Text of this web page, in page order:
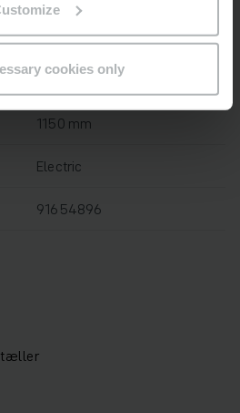
cookies only
5796 h
1530 mm
1150 mm
Electric
91654896